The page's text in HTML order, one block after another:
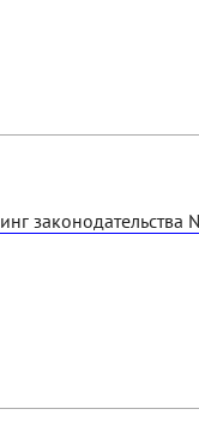
законодательства